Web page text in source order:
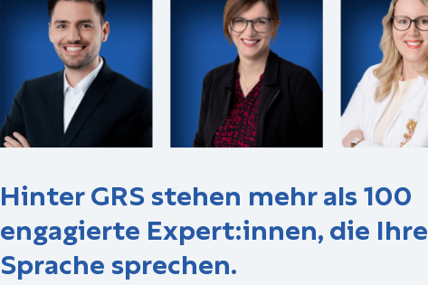
Hinter GRS stehen mehr als 100
engagierte Expert:innen, die Ihre
Sprache sprechen.